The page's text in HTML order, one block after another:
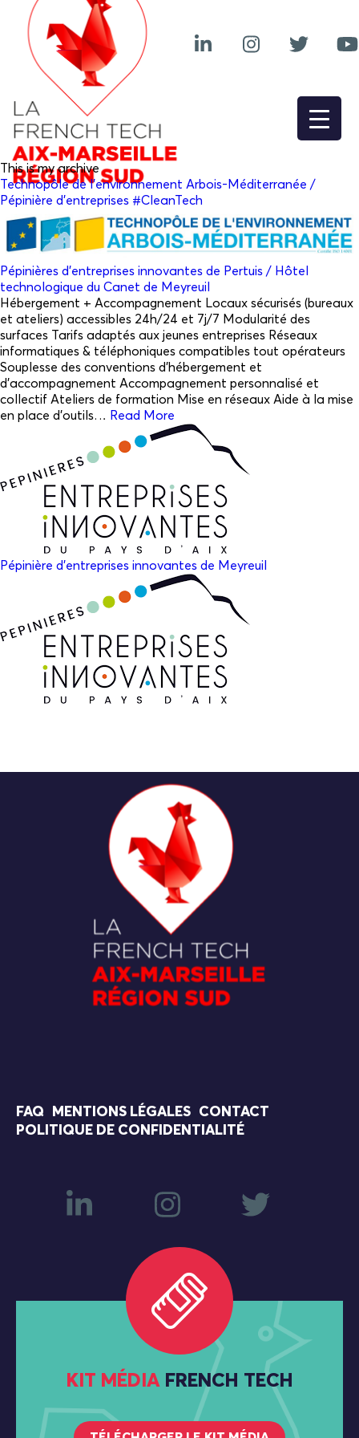
This is my archive
Technopôle de l’environnement Arbois-Méditerranée /
Pépinière d’entreprises #CleanTech
Pépinières d’entreprises innovantes de Pertuis / Hôtel
technologique du Canet de Meyreuil
Hébergement + Accompagnement Locaux sécurisés (bureaux
et ateliers) accessibles 24h/24 et 7j/7 Modularité des
surfaces Tarifs adaptés aux jeunes entreprises Réseaux
informatiques & téléphoniques compatibles tout opérateurs
Souplesse des conventions d’hébergement et
d’accompagnement Accompagnement personnalisé et
collectif Ateliers de formation Mise en réseaux Aide à la mise
en place d’outils… Read More
Pépinière d’entreprises innovantes de Meyreuil
FAQ MENTIONS LÉGALES
CONTACT
POLITIQUE DE CONFIDENTIALITÉ
KIT MÉDIA FRENCH TECH